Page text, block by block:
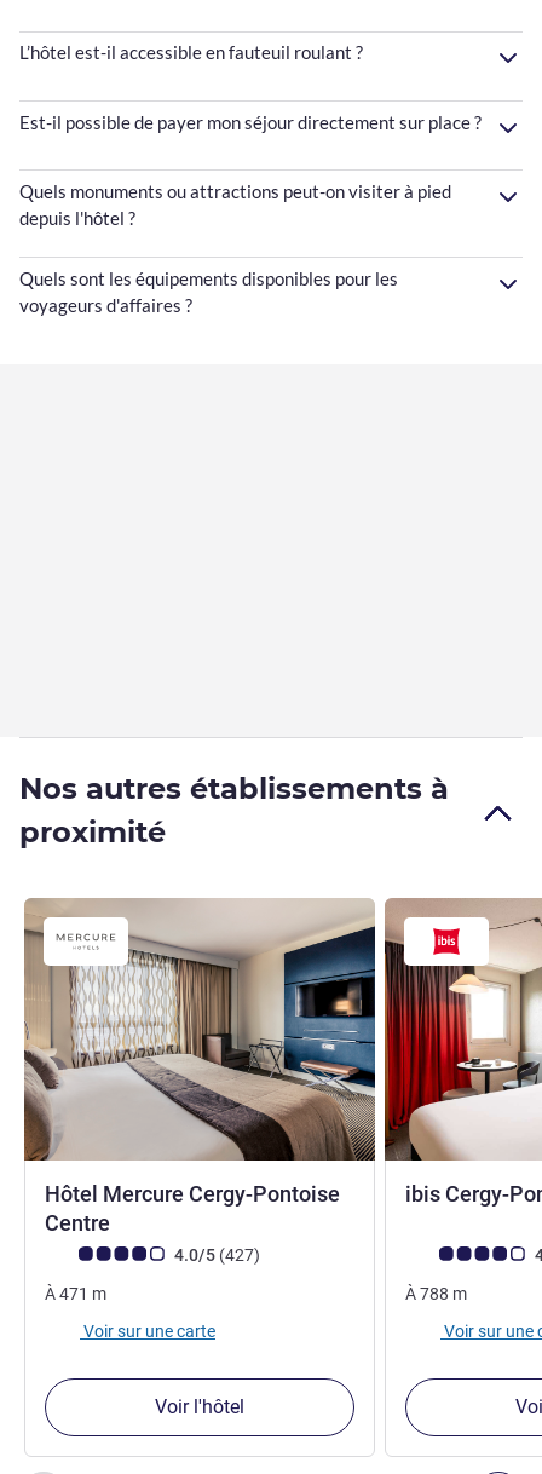
L’hôtel est-il accessible en fauteuil roulant ?
Est-il possible de payer mon séjour directement sur place ?
Quels monuments ou attractions peut-on visiter à pied
depuis l'hôtel ?
Quels sont les équipements disponibles pour les
voyageurs d'affaires ?
Nos autres établissements à
proximité
Hôtel Mercure Cergy-Pontoise
Centre
Note Avis clients (Note ALL)
4.0/5 (427avis
)
À471 m
Voir sur une carte
Voir l'hôtel
ibis Cergy-
Note Avis clients
À788 m
Voir sur une